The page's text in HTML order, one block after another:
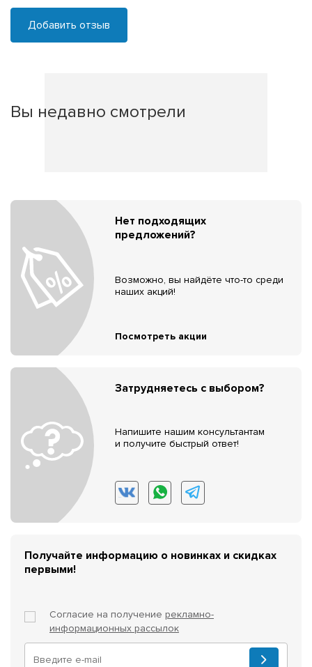
Добавить отзыв
Вы недавно смотрели
Нет подходящих
предложений?
Возможно, вы найдёте что-то среди
наших акций!
Посмотреть акции
Затрудняетесь с выбором?
Напишите нашим консультантам
и получите быстрый ответ!
Получайте информацию о новинках и скидках
первыми!
Согласие на получение рекламно-
информационных рассылок